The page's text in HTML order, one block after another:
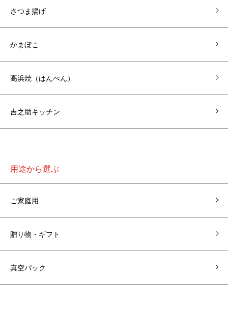
さつま揚げ
かまぼこ
高浜焼（はんべん）
吉之助キッチン
用途から選ぶ
ご家庭用
贈り物・ギフト
真空パック